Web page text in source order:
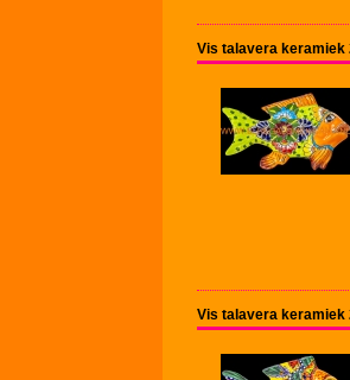
Vis talavera keramiek
Vis talavera keramiek